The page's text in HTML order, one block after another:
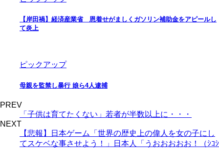
【岸田禍】経済産業省 恩着せがましくガソリン補助金をアピールし
て炎上
ピックアップ
母親を監禁し暴行 娘ら4人逮捕
PREV
「子供は育てたくない」若者が半数以上に・・・
NEXT
【悲報】日本ゲーム「世界の歴史上の偉人を女の子にし
てスケベな事させよう！」日本人「うおおおおお！（ｼｺｼ